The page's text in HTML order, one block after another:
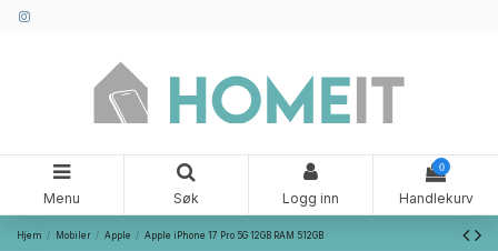
Menu Søk Logg inn
0
Handlekurv
Hjem Mobiler Apple Apple iPhone 17 Pro 5G 12GB RAM 512GB